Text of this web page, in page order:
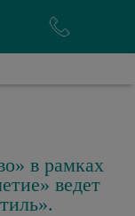
в рамках
ведет